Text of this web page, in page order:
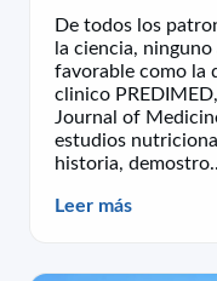
De todos los
la ciencia,
favorable como la
clinico
Journal of
estudios
historia,
Leer más